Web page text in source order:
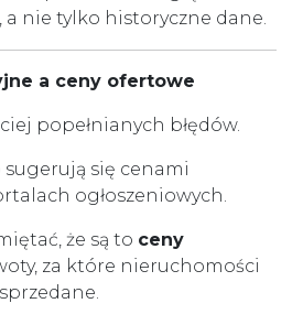
nie tylko historyczne dane.
a ceny ofertowe
popełnianych błędów.
sugerują się cenami
ogłoszeniowych.
że są to ceny
za które nieruchomości